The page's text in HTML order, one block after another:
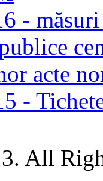
-
acte
-
All